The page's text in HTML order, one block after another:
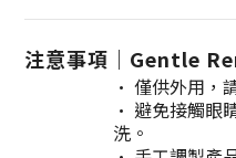
注意事項｜Gentle
• 僅供外用，
• 避免接觸眼
洗。